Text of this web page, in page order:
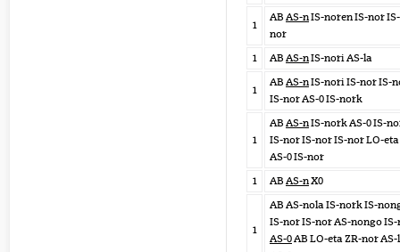
1
AB AS-nIS-noren IS-nor IS-
nor
1
AB AS-nIS-nori AS-la
1
AB AS-nIS-nori IS-nor IS-
IS-nor AS-0 IS-nork
1
AB AS-nIS-nork AS-0 IS-
IS-nor IS-nor IS-nor LO-eta
AS-0 IS-nor
1
AB AS-nX0
1
AB AS-nola IS-nork IS-
IS-nor IS-nor AS-nongo
AS-0AB LO-eta ZR-nor AS-